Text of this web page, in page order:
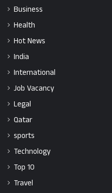
Business
Health
Hot News
India
International
Job Vacancy
Legal
Qatar
sports
Technology
Top 10
Travel